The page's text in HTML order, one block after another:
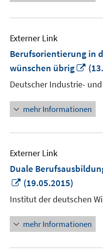
Externer Link
Berufsorientierung in
wünschen übrig
In
Deutscher Industrie-
mehr Informationen
Externer Link
Duale
In
neuem
Fenster
öffnen
(19.05.2015)
Institut der deutschen
mehr Informationen